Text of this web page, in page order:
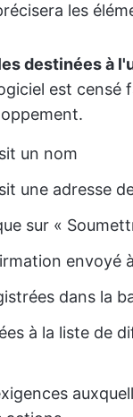
les
destinées à
est censé
un nom
une adresse
sur «
envoyé
dans la
à la liste de